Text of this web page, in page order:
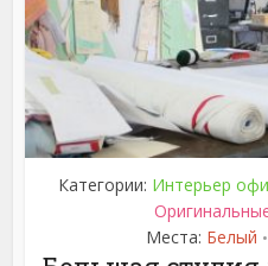
Категории: Интерьер
Места: Белый •